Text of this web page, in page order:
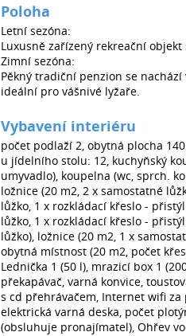
Poloha
Letní sezóna:
Luxusně zařízený rekreační
Zimní sezóna:
Pěkný tradiční penzion se
ideální pro vášnivé lyžaře.
Vybavení interiéru
počet podlaží 2, obytná plocha
u jídelního stolu: 12, kuchyňský
umyvadlo), koupelna (wc, sprch.
ložnice (20 m2, 2 x samostatné
lůžko, 1 x rozkládací křeslo -
lůžko, 1 x rozkládací křeslo -
lůžko), ložnice (20 m2, 1 x
obytná místnost (20 m2, počet
Lednička 1 (50 l), mrazicí box 1
překapávač, varná konvice,
s cd přehrávačem, Internet wifi
elektrická varná deska, počet
(obsluhuje pronajímatel), Ohřev